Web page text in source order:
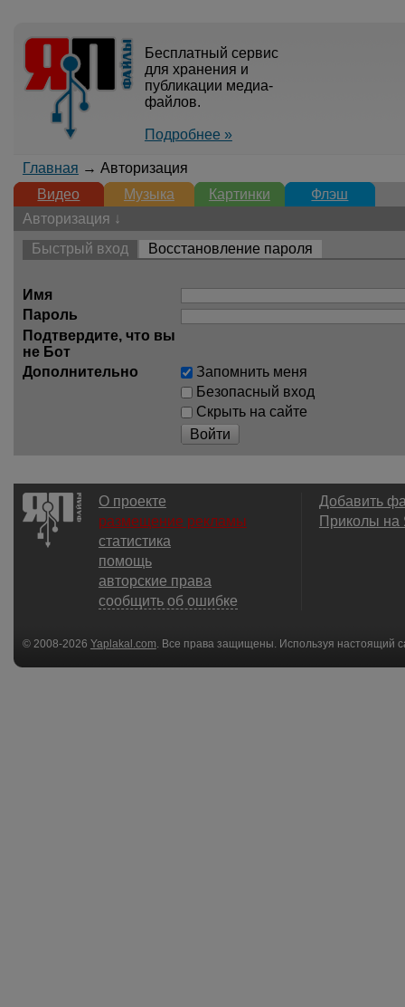
Бесплатный сервис
для хранения и
публикации медиа-
файлов.
Подробнее »
Главная → Авторизация
Видео
Музыка Картинки
Флэш
Авторизация ↓
Быстрый вход
Восстановление пароля
Имя
Пароль
Подтвердите, что вы
не Бот
Дополнительно
Запомнить меня
Безопасный вход
Скрыть на сайте
Войти
О проекте
размещение рекламы
статистика
помощь
авторские права
сообщить об ошибке
Добавить
Приколы
© 2008-2026 Yaplakal.com . Все права защищены. Используя настоящий
соглашения.